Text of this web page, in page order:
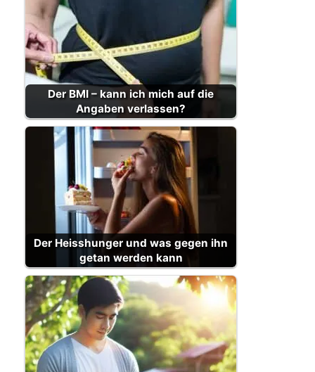
Der BMI – kann ich mich auf die
Angaben verlassen?
Der Heisshunger und was gegen ihn
getan werden kann